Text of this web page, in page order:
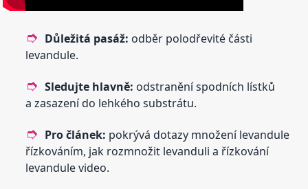
Důležitá pasáž: odběr polodřevité části
levandule.
Sledujte hlavně: odstranění spodních lístků
a zasazení do lehkého substrátu.
Pro článek: pokrývá dotazy množení levandule
řízkováním, jak rozmnožit levanduli a řízkování
levandule video.